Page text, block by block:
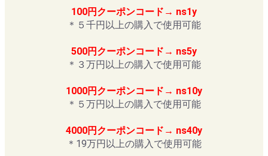
100円クーポンコード→ ns1y
＊５千円以上の購入で使用可能
500円クーポンコード→ ns5y
＊３万円以上の購入で使用可能
1000円クーポンコード→ ns10y
＊５万円以上の購入で使用可能
4000円クーポンコード→ ns40y
＊19万円以上の購入で使用可能